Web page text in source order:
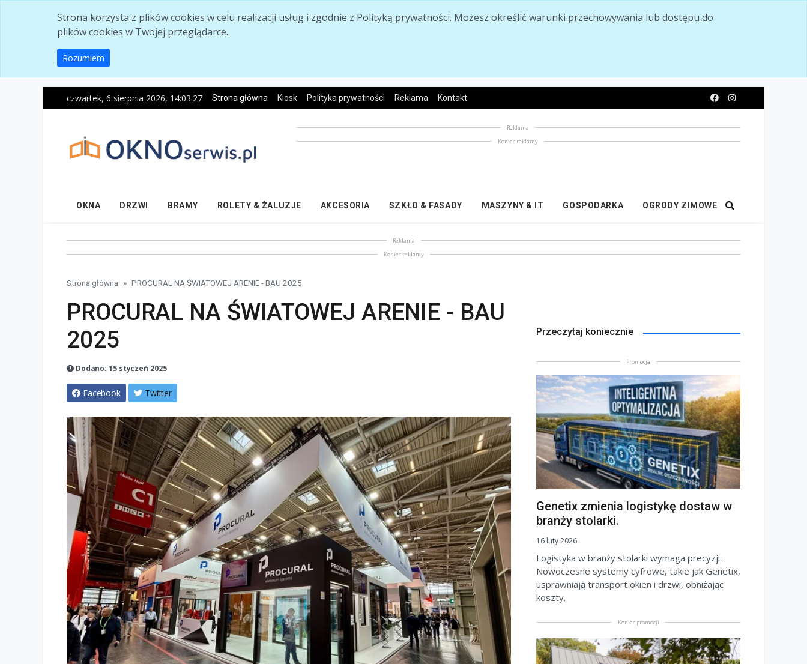
Strona korzysta z plików cookies w celu realizacji usług i zgodnie z Polityką prywatności. Możesz określić warunki przechowywania lub dostępu do
plików cookies w Twojej przeglądarce.
Rozumiem
czwartek, 6 sierpnia 2026, 14:03:28 Strona główna Kiosk Polityka prywatności Reklama Kontakt
Reklama
Koniec reklamy
OKNA DRZWI BRAMY ROLETY & ŻALUZJE AKCESORIA SZKŁO & FASADY MASZYNY & IT GOSPODARKA OGRODY ZIMOWE
Reklama
Koniec reklamy
Strona główna PROCURAL NA ŚWIATOWEJ ARENIE - BAU 2025
PROCURAL NA ŚWIATOWEJ ARENIE - BAU
2025
Dodano: 15 styczeń 2025
Facebook Twitter
Przeczytaj koniecznie
Promocja
Genetix zmienia logistykę dostaw w
branży stolarki.
16 luty 2026
Logistyka w branży stolarki wymaga precyzji.
Nowoczesne systemy cyfrowe, takie jak Genetix,
usprawniają transport okien i drzwi, obniżając
koszty.
Koniec promocji